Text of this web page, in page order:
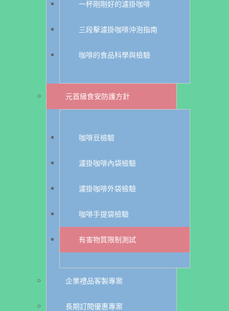
一杯剛剛好的濾掛咖啡
三段擊濾掛咖啡沖泡指南
咖啡的食品科學與檢驗
元首級食安防護方針
咖啡豆檢驗
濾掛咖啡內袋檢驗
濾掛咖啡外袋檢驗
咖啡手提袋檢驗
有害物質限制測試
企業禮品客製專案
長期訂閱優惠專案